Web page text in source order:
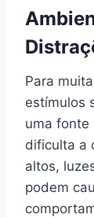
Para
estímulos
uma fonte
dificulta a
altos,
podem